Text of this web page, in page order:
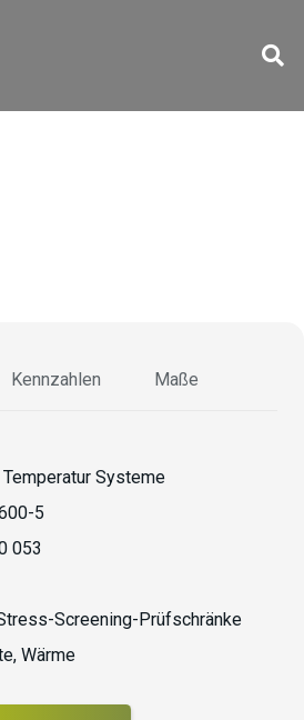
Kennzahlen Maße
Temperatur Systeme
5
053
Screening-Prüfschränke
, Wärme